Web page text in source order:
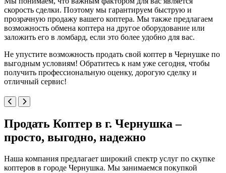
скорость сделки. Поэтому мы гарантируем быструю и
прозрачную продажу вашего коптера. Мы также предлагаем
возможность обмена коптера на другое оборудование или
заложить его в ломбард, если это более удобно для вас.
Не упустите возможность продать свой коптер в Чернушке по
выгодным условиям! Обратитесь к нам уже сегодня, чтобы
получить профессиональную оценку, дорогую сделку и
отличный сервис!
Продать Коптер в г. Чернушка –
просто, выгодно, надежно
Наша компания предлагает широкий спектр услуг по скупке
коптеров в городе Чернушка. Мы занимаемся покупкой